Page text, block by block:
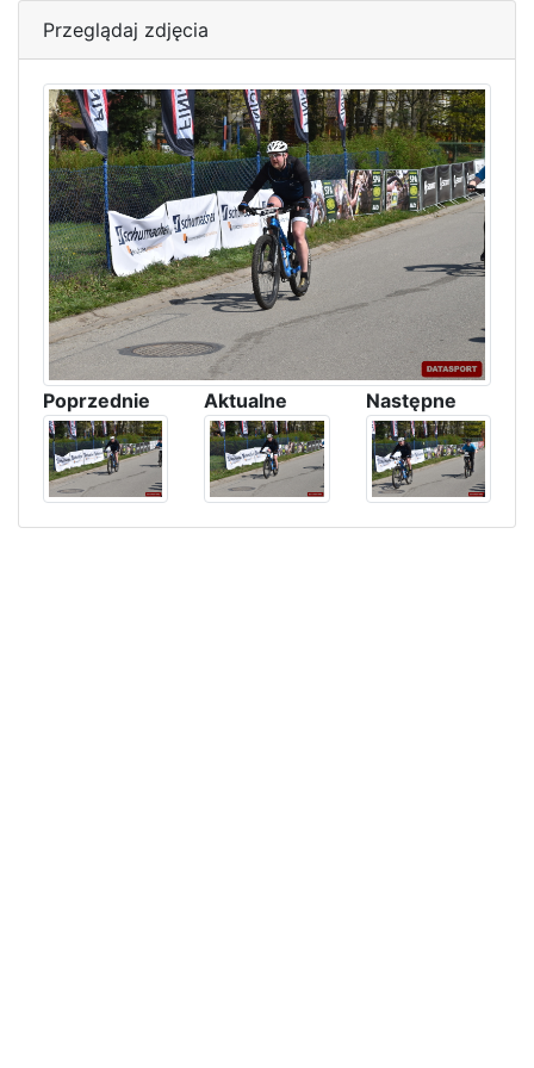
Przeglądaj zdjęcia
Poprzednie Aktualne Następne